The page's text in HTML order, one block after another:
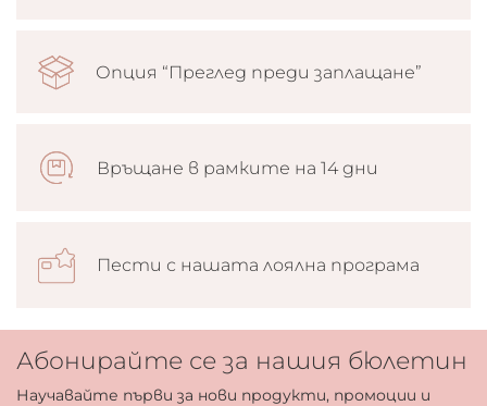
Опция “Преглед преди заплащане”
Връщане в рамките на 14 дни
Пести с нашата лоялна програма
Абонирайте се за нашия бюлетин
Научавайте първи за нови продукти, промоции и